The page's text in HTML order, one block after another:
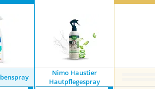
Nimo Haustier
Hautpflegespray